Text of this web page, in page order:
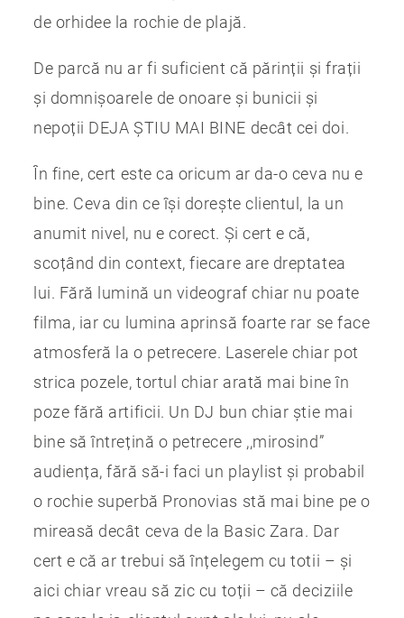
de orhidee la rochie de plajă.
De parcă nu ar fi suficient că părinții și frații
și domnișoarele de onoare și bunicii și
nepoții DEJA ȘTIU MAI BINE decât cei doi.
În fine, cert este ca oricum ar da-o ceva nu e
bine. Ceva din ce își dorește clientul, la un
anumit nivel, nu e corect. Și cert e că,
scoțând din context, fiecare are dreptatea
lui. Fără lumină un videograf chiar nu poate
filma, iar cu lumina aprinsă foarte rar se face
atmosferă la o petrecere. Laserele chiar pot
strica pozele, tortul chiar arată mai bine în
poze fără artificii. Un DJ bun chiar știe mai
bine să întrețină o petrecere ,,mirosind”
audiența, fără să-i faci un playlist și probabil
o rochie superbă Pronovias stă mai bine pe o
mireasă decât ceva de la Basic Zara. Dar
cert e că ar trebui să înțelegem cu totii – și
aici chiar vreau să zic cu toții – că deciziile